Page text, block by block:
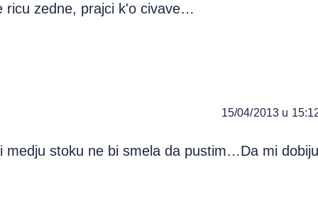
zedne, prajci k'o civave…
15/04/2013 u
stoku ne bi smela da pustim…Da mi dobiju